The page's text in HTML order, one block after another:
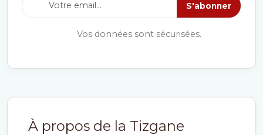
À propos de la Tizgane
S'abonner
Vos données sont sécurisées.